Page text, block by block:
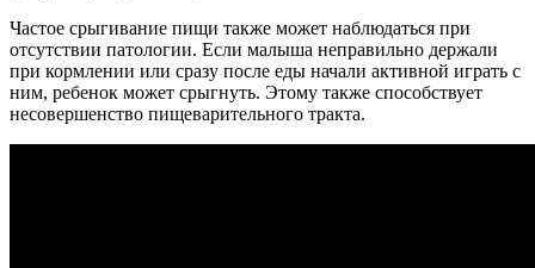
Частое срыгивание пищи также может наблюдаться при
отсутствии патологии. Если малыша неправильно держали
при кормлении или сразу после еды начали активной играть с
ним, ребенок может срыгнуть. Этому также способствует
несовершенство пищеварительного тракта.